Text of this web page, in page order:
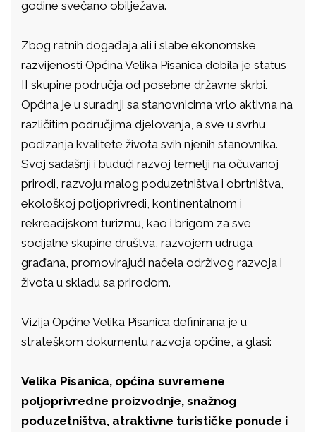
godine svečano obilježava.
Zbog ratnih događaja ali i slabe ekonomske
razvijenosti Općina Velika Pisanica dobila je status
II skupine područja od posebne državne skrbi.
Općina je u suradnji sa stanovnicima vrlo aktivna na
različitim područjima djelovanja, a sve u svrhu
podizanja kvalitete života svih njenih stanovnika.
Svoj sadašnji i budući razvoj temelji na očuvanoj
prirodi, razvoju malog poduzetništva i obrtništva,
ekološkoj poljoprivredi, kontinentalnom i
rekreacijskom turizmu, kao i brigom za sve
socijalne skupine društva, razvojem udruga
građana, promovirajući načela održivog razvoja i
života u skladu sa prirodom.
Vizija Općine Velika Pisanica definirana je u
strateškom dokumentu razvoja općine, a glasi:
Velika Pisanica, općina suvremene
poljoprivredne proizvodnje, snažnog
poduzetništva, atraktivne turističke ponude i